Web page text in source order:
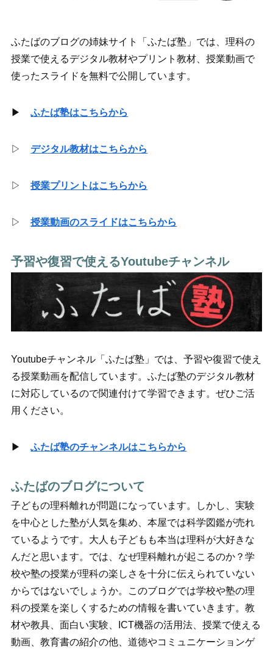
ふたばのブログの姉妹サイト「ふたば塾」では、理科の
授業で使えるデジタル教材やプリント教材、授業動画で
使ったスライドを無料で公開しています。
▶ふたば塾はこちらから
▷ デジタル教材はこちらから
▷授業プリントはこちらから
▷授業動画のスライドはこちらから
予習や復習で使えるYoutubeチャンネル
Youtubeチャンネル「ふたば塾」では、予習や復習で使え
る授業動画を配信しています。ふたば塾のデジタル教材
に対応しているので関連付けて学習できます。ぜひご活
用ください。
▶ふたば塾のチャンネルはこちらから
ふたばのブログについて
子どもの理科離れが問題になっています。しかし、実験
を中心とした塾が人気を集め、本屋では科学図鑑が売れ
ているようです。大人も子どもも本当は理科が大好きな
んだと思います。では、なぜ理科離れが起こるのか？学
校や塾の授業が理科の楽しさを十分に伝えられていない
からではないでしょうか。このブログでは学校や塾の理
科の授業を楽しくするための情報を書いていきます。教
材や教具、面白い実験、ICT機器の活用法、授業で使える
動画、教育書の紹介の他、道徳やコミュニケーションゲ